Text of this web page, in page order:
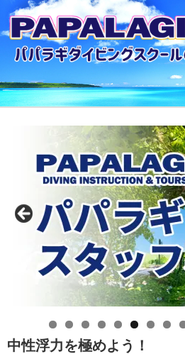
中性浮力を極めよう！